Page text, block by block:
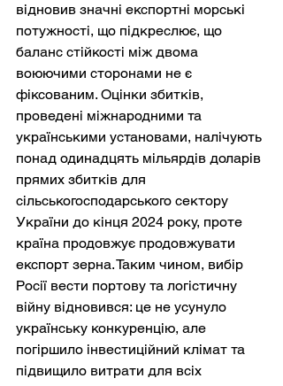
відновив значні експортні морські
потужності, що підкреслює, що
баланс стійкості між двома
воюючими сторонами не є
фіксованим. Оцінки збитків,
проведені міжнародними та
українськими установами, налічують
понад одинадцять мільярдів доларів
прямих збитків для
сільськогосподарського сектору
України до кінця 2024 року, проте
країна продовжує продовжувати
експорт зерна. Таким чином, вибір
Росії вести портову та логістичну
війну відновився: це не усунуло
українську конкуренцію, але
погіршило інвестиційний клімат та
підвищило витрати для всіх